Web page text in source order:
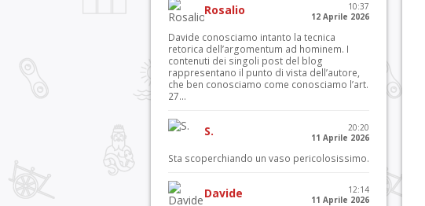
Rosalio
10:37
12 Aprile 2026
Davide conosciamo intanto la tecnica
retorica dell’argomentum ad hominem. I
contenuti dei singoli post del blog
rappresentano il punto di vista dell’autore,
che ben conosciamo come conosciamo l’art.
27...
S.
20:20
11 Aprile 2026
Sta scoperchiando un vaso pericolosissimo.
Davide
12:14
11 Aprile 2026